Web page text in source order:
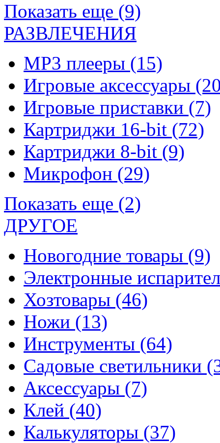
Показать еще (9)
РАЗВЛЕЧЕНИЯ
MP3 плееры (15)
Игровые аксессуары
Игровые приставки (7)
Картриджи 16-bit (72)
Картриджи 8-bit (9)
Микрофон (29)
Показать еще (2)
ДРУГОЕ
Новогодние товары (9)
Электронные
Хозтовары (46)
Ножи (13)
Инструменты (64)
Садовые светильники
Аксессуары (7)
Клей (40)
Калькуляторы (37)